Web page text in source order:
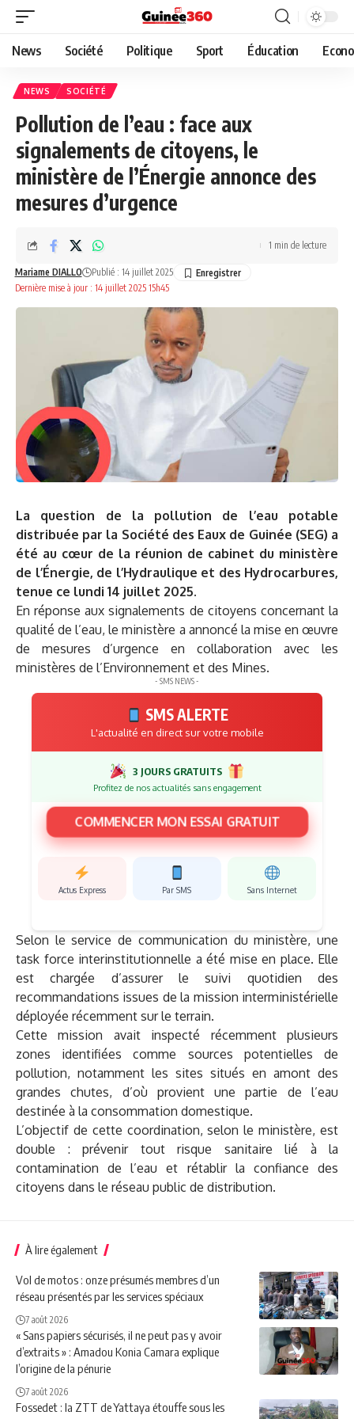
News Société Politique Sport Éducation
NEWS SOCIÉTÉ
Pollution de l’eau : face aux
signalements de citoyens, le
ministère de l’Énergie annonce des
mesures d’urgence
Dernière mise à jour : 14 juillet 2025 15h45
Mariame DIALLO Publié : 14 juillet 2025
1 min de lecture
La question de la pollution de l’eau potable
distribuée par la Société des Eaux de Guinée (SEG) a
été au cœur de la réunion de cabinet du ministère
de l’Énergie, de l’Hydraulique et des Hydrocarbures,
tenue ce lundi 14 juillet 2025.
En réponse aux signalements de citoyens concernant la
qualité de l’eau, le ministère a annoncé la mise en œuvre
de mesures d’urgence en collaboration avec les
ministères de l’Environnement et des Mines.
- SMS NEWS -
SMS ALERTE
L'actualité en direct sur votre mobile
3 JOURS GRATUITS
Profitez de nos actualités sans engagement
COMMENCER MON ESSAI GRATUIT
Actus Express Par SMS Sans Internet
Selon le service de communication du ministère, une
task force interinstitutionnelle a été mise en place. Elle
est chargée d’assurer le suivi quotidien des
recommandations issues de la mission interministérielle
déployée récemment sur le terrain.
Cette mission avait inspecté récemment plusieurs
zones identifiées comme sources potentielles de
pollution, notamment les sites situés en amont des
grandes chutes, d’où provient une partie de l’eau
destinée à la consommation domestique.
L’objectif de cette coordination, selon le ministère, est
double : prévenir tout risque sanitaire lié à la
contamination de l’eau et rétablir la confiance des
citoyens dans le réseau public de distribution.
À lire également
Vol de motos : onze présumés membres d’un
réseau présentés par les services spéciaux
7 août 2026
« Sans papiers sécurisés, il ne peut pas y avoir
d’extraits » : Amadou Konia Camara explique
l’origine de la pénurie
7 août 2026
Fossedet : la ZTT de Yattaya étouffe sous les